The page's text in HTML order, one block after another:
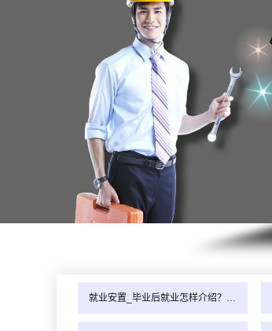
就业安置_毕业后就业怎样介绍？…